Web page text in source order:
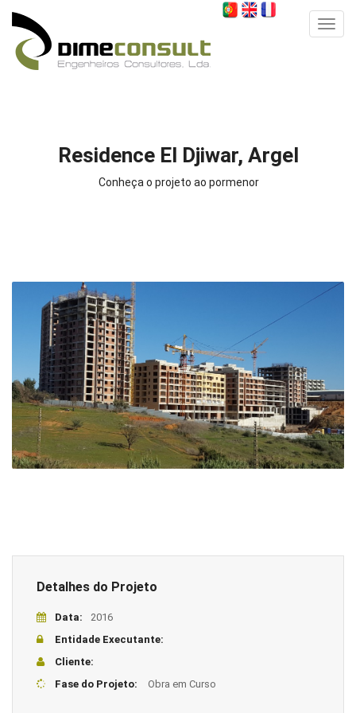
Residence El Djiwar, Argel
Conheça o projeto ao pormenor
Detalhes do Projeto
Data:
2016
Entidade Executante:
Cliente:
Fase do Projeto:
Obra em Curso